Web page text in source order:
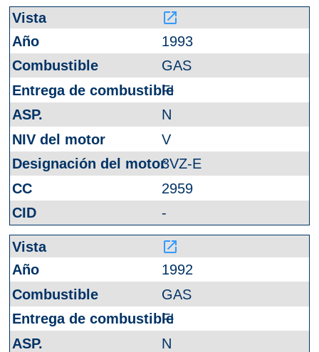
launch
1993
GAS
FI
N
V
3VZ-E
2959
-
launch
1992
GAS
FI
N